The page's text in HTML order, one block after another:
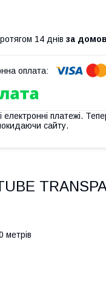
14 днів за
електронні платежі.
сайту.
метрів